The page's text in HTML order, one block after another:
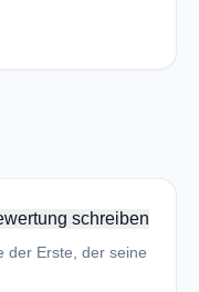
schreiben
der Erste, der seine